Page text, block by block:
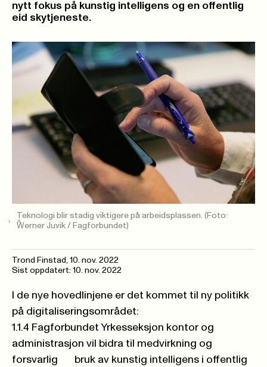
nytt fokus på kunstig intelligens og en offentlig
eid skytjeneste.
Teknologi blir stadig viktigere på arbeidsplassen.(Foto:
Werner Juvik / Fagforbundet)
Trond Finstad, 10. nov. 2022
Sist oppdatert: 10. nov. 2022
I de nye hovedlinjene er det kommet til ny politikk
på digitaliseringsområdet:
1.1.4 Fagforbundet Yrkesseksjon kontor og
administrasjon vil bidra til medvirkning og
forsvarlig bruk av kunstig intelligens i offentlig